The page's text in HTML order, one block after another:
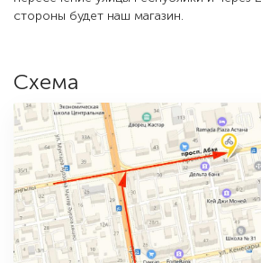
пересечение улицы Республики и через
стороны будет наш магазин.
Схема